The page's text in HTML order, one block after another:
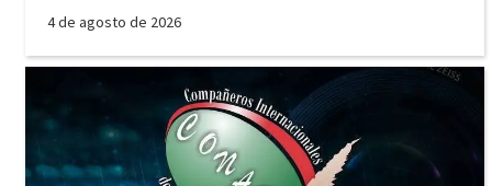
4 de agosto de 2026